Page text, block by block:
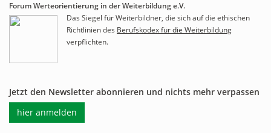
Forum Werteorientierung in der Weiterbildung e.V.
Das Siegel für Weiterbildner, die sich auf die ethischen
Richtlinien des Berufskodex für die Weiterbildung
verpflichten.
Jetzt den Newsletter abonnieren und nichts mehr verpassen
hier anmelden